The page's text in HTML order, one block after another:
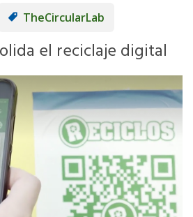
TheCircularLab
el reciclaje digital